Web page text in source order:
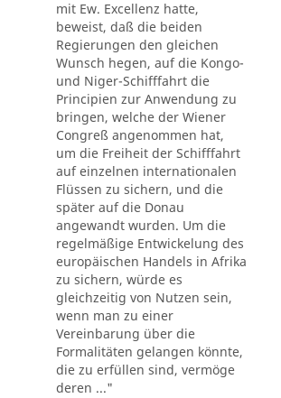
mit Ew. Excellenz hatte,
beweist, daß die beiden
Regierungen den gleichen
Wunsch hegen, auf die Kongo-
und Niger-Schifffahrt die
Principien zur Anwendung zu
bringen, welche der Wiener
Congreß angenommen hat,
um die Freiheit der Schifffahrt
auf einzelnen internationalen
Flüssen zu sichern, und die
später auf die Donau
angewandt wurden. Um die
regelmäßige Entwickelung des
europäischen Handels in Afrika
zu sichern, würde es
gleichzeitig von Nutzen sein,
wenn man zu einer
Vereinbarung über die
Formalitäten gelangen könnte,
die zu erfüllen sind, vermöge
deren ..."